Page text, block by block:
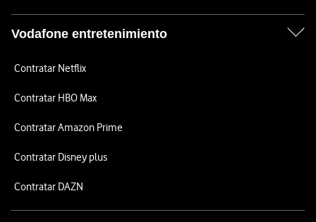
Vodafone entretenimiento
Contratar Netflix
Contratar HBO Max
Contratar Amazon Prime
Contratar Disney plus
Contratar DAZN